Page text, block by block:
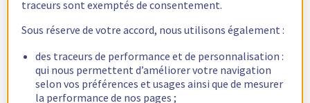
traceurs sont exemptés de consentement.
Sous réserve de votre accord, nous utilisons également :
des traceurs de performance et de personnalisation :
qui nous permettent d’améliorer votre navigation
selon vos préférences et usages ainsi que de mesurer
la performance de nos pages ;